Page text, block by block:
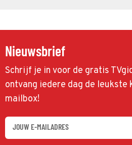
Nieuwsbrief
Schrijf je in voor de gratis
ontvang iedere dag de
mailbox!